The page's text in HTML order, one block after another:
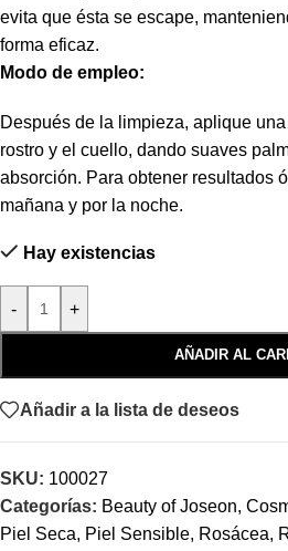
evita que ésta se escape,
forma eficaz.
Modo de empleo:
Después de la limpieza, aplique
rostro y el cuello, dando suaves
absorción. Para obtener resultados
mañana y por la noche.
Hay existencias
- +
AÑADIR AL
Añadir a la lista de deseos
SKU: 100027
Categorías: Beauty of Joseon,
Piel Seca, Piel Sensible, Rosácea,